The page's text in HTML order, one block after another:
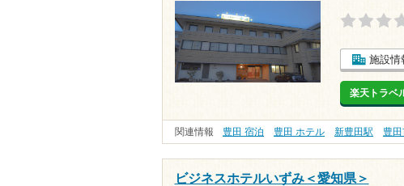
施設情
楽天トラベ
関連情報 豊田 宿泊 豊田 ホテル 新豊田駅 豊
ビジネスホテルいずみ＜愛知県＞